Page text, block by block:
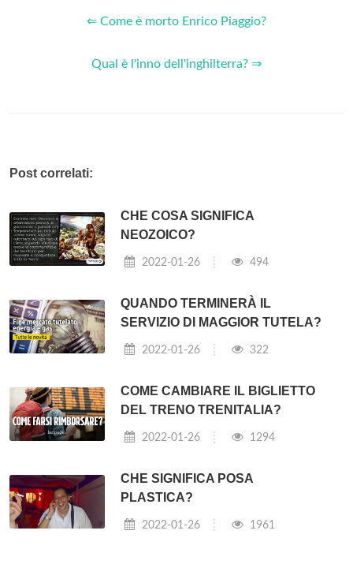
⇐ Come è morto Enrico Piaggio?
Qual è l'inno dell'inghilterra? ⇒
Post correlati:
CHE COSA SIGNIFICA
NEOZOICO?
2022-01-26 494
QUANDO TERMINERÀ IL
SERVIZIO DI MAGGIOR TUTELA?
2022-01-26 322
COME CAMBIARE IL BIGLIETTO
DEL TRENO TRENITALIA?
2022-01-26 1294
CHE SIGNIFICA POSA
PLASTICA?
2022-01-26 1961